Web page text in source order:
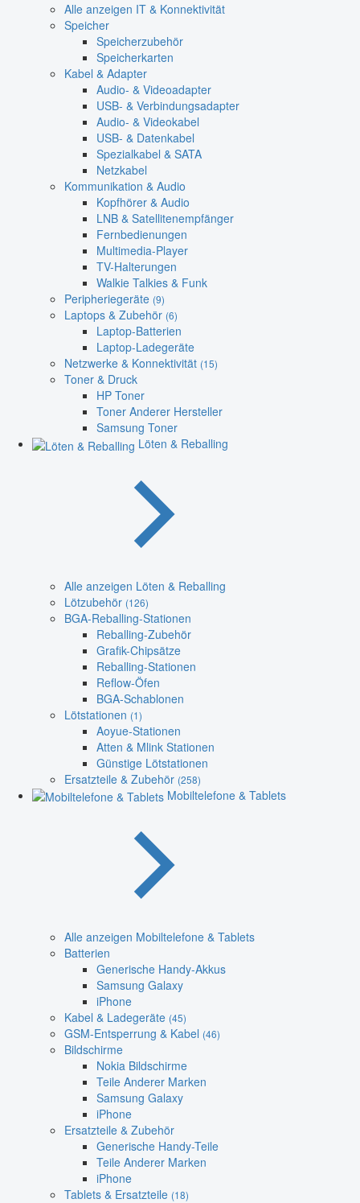
Alle anzeigen IT & Konnektivität
Speicher
Speicherzubehör
Speicherkarten
Kabel & Adapter
Audio- & Videoadapter
USB- & Verbindungsadapter
Audio- & Videokabel
USB- & Datenkabel
Spezialkabel & SATA
Netzkabel
Kommunikation & Audio
Kopfhörer & Audio
LNB & Satellitenempfänger
Fernbedienungen
Multimedia-Player
TV-Halterungen
Walkie Talkies & Funk
Peripheriegeräte (9)
Laptops & Zubehör (6)
Laptop-Batterien
Laptop-Ladegeräte
Netzwerke & Konnektivität (15)
Toner & Druck
HP Toner
Toner Anderer Hersteller
Samsung Toner
Löten & Reballing
Alle anzeigen Löten & Reballing
Lötzubehör (126)
BGA-Reballing-Stationen
Reballing-Zubehör
Grafik-Chipsätze
Reballing-Stationen
Reflow-Öfen
BGA-Schablonen
Lötstationen (1)
Aoyue-Stationen
Atten & Mlink Stationen
Günstige Lötstationen
Ersatzteile & Zubehör (258)
Mobiltelefone & Tablets
Alle anzeigen Mobiltelefone & Tablets
Batterien
Generische Handy-Akkus
Samsung Galaxy
iPhone
Kabel & Ladegeräte (45)
GSM-Entsperrung & Kabel (46)
Bildschirme
Nokia Bildschirme
Teile Anderer Marken
Samsung Galaxy
iPhone
Ersatzteile & Zubehör
Generische Handy-Teile
Teile Anderer Marken
iPhone
Tablets & Ersatzteile (18)